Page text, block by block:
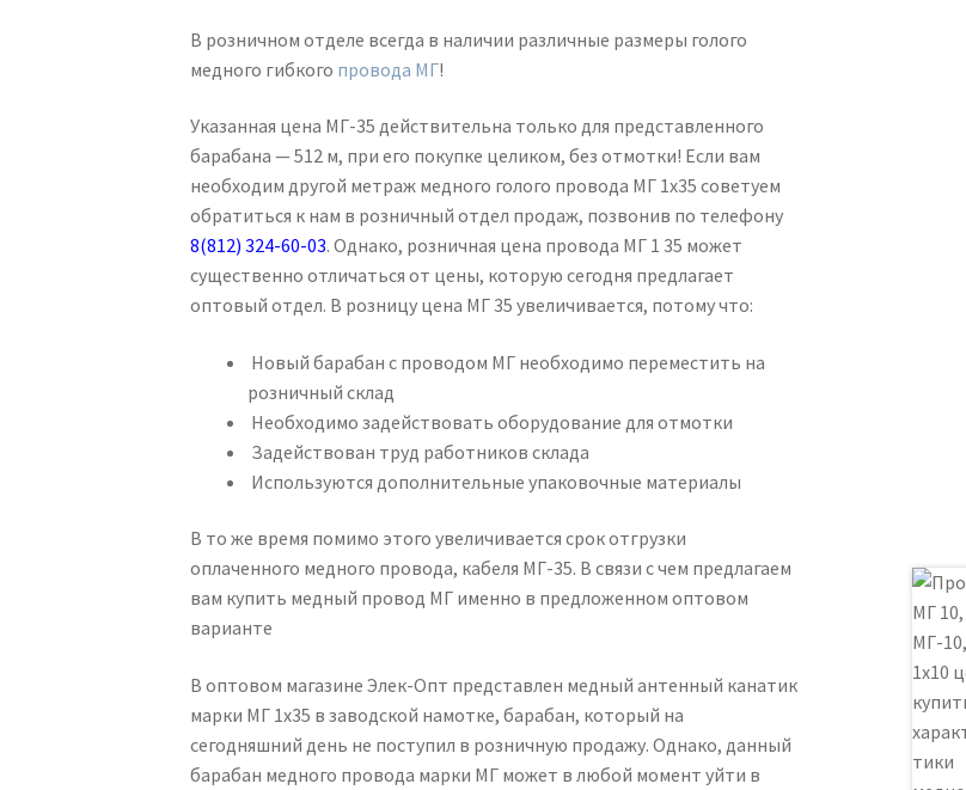
В розничном отделе всегда в наличии различные размеры голого
медного гибкого провода МГ!
Указанная цена МГ-35 действительна только для представленного
барабана — 512 м, при его покупке целиком, без отмотки! Если вам
необходим другой метраж медного голого провода МГ 1х35 советуем
обратиться к нам в розничный отдел продаж, позвонив по телефону
8(812) 324-60-03. Однако, розничная цена провода МГ 1 35 может
существенно отличаться от цены, которую сегодня предлагает
оптовый отдел. В розницу цена МГ 35 увеличивается, потому что:
Новый барабан с проводом МГ необходимо переместить на
розничный склад
Необходимо задействовать оборудование для отмотки
Задействован труд работников склада
Используются дополнительные упаковочные материалы
В то же время помимо этого увеличивается срок отгрузки
оплаченного медного провода, кабеля МГ-35. В связи с чем предлагаем
вам купить медный провод МГ именно в предложенном оптовом
варианте
В оптовом магазине Элек-Опт представлен медный антенный канатик
марки МГ 1х35 в заводской намотке, барабан, который на
сегодняшний день не поступил в розничную продажу. Однако, данный
барабан медного провода марки МГ может в любой момент уйти в